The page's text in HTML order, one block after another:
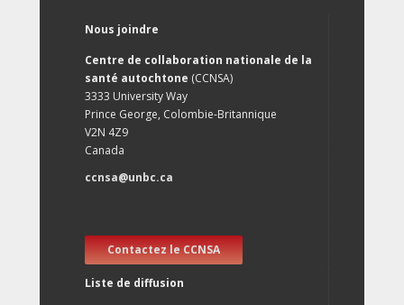
Nous joindre
Centre de collaboration nationale de la
santé autochtone (CCNSA)
3333 University Way
Prince George, Colombie-Britannique
V2N 4Z9
Canada
ccnsa@unbc.ca
Contactez le CCNSA
Liste de diffusion